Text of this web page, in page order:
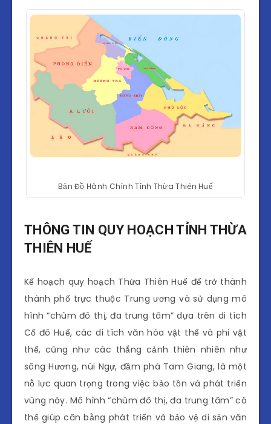
Bản Đồ Hành Chính Tỉnh Thừa Thiên Huế
THÔNG TIN QUY HOẠCH TỈNH THỪA
THIÊN HUẾ
Kế hoạch quy hoạch Thừa Thiên Huế để trở thành
thành phố trực thuộc Trung ương và sử dụng mô
hình “chùm đô thị, đa trung tâm” dựa trên di tích
Cố đô Huế, các di tích văn hóa vật thể và phi vật
thể, cũng như các thắng cảnh thiên nhiên như
sông Hương, núi Ngự, đầm phá Tam Giang, là một
nỗ lực quan trọng trong việc bảo tồn và phát triển
vùng này. Mô hình “chùm đô thị, đa trung tâm” có
thể giúp cân bằng phát triển và bảo vệ di sản văn